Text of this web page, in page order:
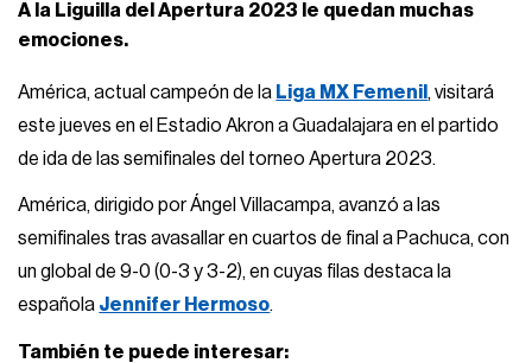
A la Liguilla del Apertura 2023 le quedan muchas
emociones.
América, actual campeón de la Liga MX Femenil , visitará
este jueves en el Estadio Akron a Guadalajara en el partido
de ida de las semifinales del torneo Apertura 2023.
América, dirigido por Ángel Villacampa, avanzó a las
semifinales tras avasallar en cuartos de final a Pachuca, con
un global de 9-0 (0-3 y 3-2), en cuyas filas destaca la
española Jennifer Hermoso.
También te puede interesar: